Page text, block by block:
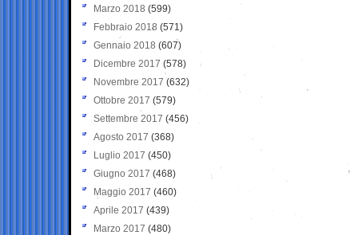
Marzo 2018 (599)
Febbraio 2018 (571)
Gennaio 2018 (607)
Dicembre 2017 (578)
Novembre 2017 (632)
Ottobre 2017 (579)
Settembre 2017 (456)
Agosto 2017 (368)
Luglio 2017 (450)
Giugno 2017 (468)
Maggio 2017 (460)
Aprile 2017 (439)
Marzo 2017 (480)